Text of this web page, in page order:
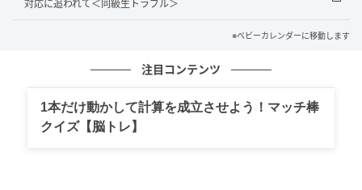
ゃを床に叩きつけ、Aさんたちは謝ることもなく去って
いきました。様子を見ていた他のママ友から労いと慰
の日の会は解散したのでした。
後日、わが家のインターホンが鳴り、モニターに映し
出されたのはAさんとその息子。しぶしぶ出てみると、
対応に追われて＜同級生トラブル＞
※ベビーカレンダーに移動します
注目コンテンツ
1本だけ動かして計算を成立させよう！マッチ棒
クイズ【脳トレ】